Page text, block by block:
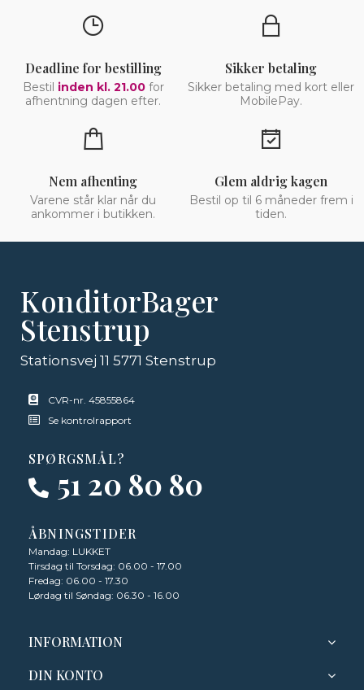
Deadline for bestilling
Bestil inden kl. 21.00for
afhentning dagen efter.
Sikker betaling
Sikker betaling med kort eller
MobilePay.
Nem afhenting
Varene står klar når du
ankommer i butikken.
Glem aldrig kagen
Bestil op til 6 måneder frem i
tiden.
KonditorBager
Stenstrup
Stationsvej 11 5771 Stenstrup
CVR-nr. 45855864
Se kontrolrapport
SPØRGSMÅL?
51 20 80 80
ÅBNINGSTIDER
Mandag: LUKKET
Tirsdag til Torsdag: 06.00 - 17.00
Fredag: 06.00 - 17.30
Lørdag til Søndag: 06.30 - 16.00
INFORMATION
DIN KONTO